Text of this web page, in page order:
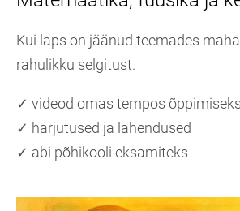
Kui laps on jäänud teemades
rahulikku selgitust.
✓ videod omas tempos õppimiseks
✓ harjutused ja lahendused
✓ abi põhikooli eksamiteks